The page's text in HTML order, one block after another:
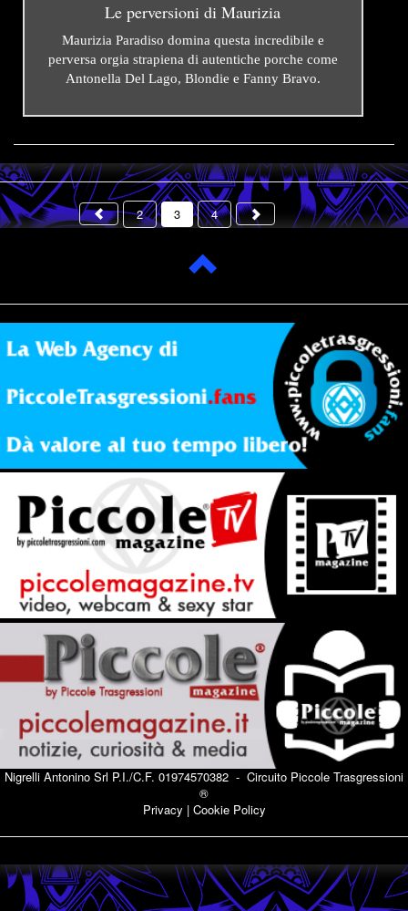
Le perversioni di Maurizia
Maurizia Paradiso domina questa incredibile e
perversa orgia strapiena di autentiche porche come
Antonella Del Lago, Blondie e Fanny Bravo.
2 3 4
Nigrelli Antonino Srl P.I./C.F. 01974570382 - Circuito Piccole Trasgressioni
®
Privacy | Cookie Policy